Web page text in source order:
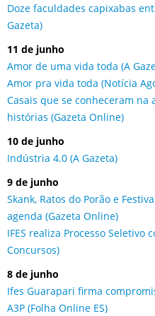
Doze faculdades capixabas
Gazeta)
11 de junho
Amor de uma vida toda (A
Amor pra vida toda (Notícia
Casais que se conheceram na
histórias (Gazeta Online)
10 de junho
Indústria 4.0 (A Gazeta)
9 de junho
Skank, Ratos do Porão e
agenda (Gazeta Online)
IFES realiza Processo Seletivo
Concursos)
8 de junho
Ifes Guarapari firma
A3P (Folha Online ES)